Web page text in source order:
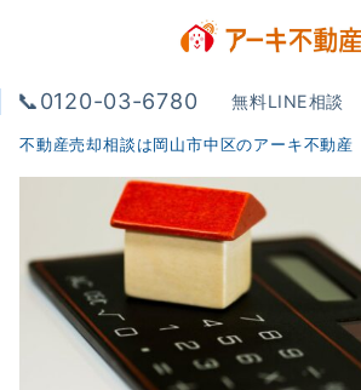
📞0120-03-6780 無料LINE相談
不動産売却相談は岡山市中区のアーキ不動産